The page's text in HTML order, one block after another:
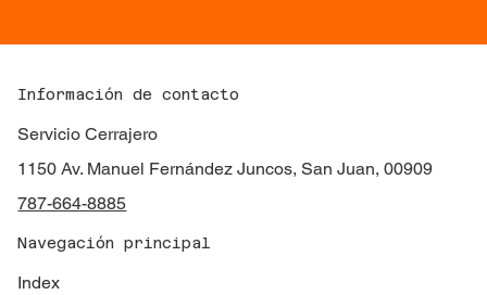
Información de contacto
Servicio Cerrajero
1150 Av. Manuel Fernández Juncos, San Juan, 00909
787-664-8885
Navegación principal
Index